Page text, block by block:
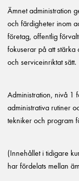
Ämnet administration
och färdigheter inom
företag, offentlig
fokuserar på att stärka
och serviceinriktat sätt.
Administration, nivå 1
administrativa rutiner
tekniker och program
(Innehållet i tidigare
har fördelats mellan